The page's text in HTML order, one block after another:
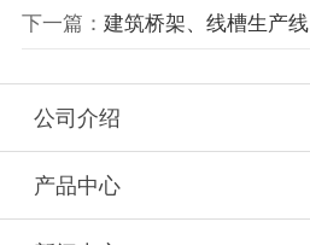
下一篇： 建筑桥架、线槽生产线
公司介绍
产品中心